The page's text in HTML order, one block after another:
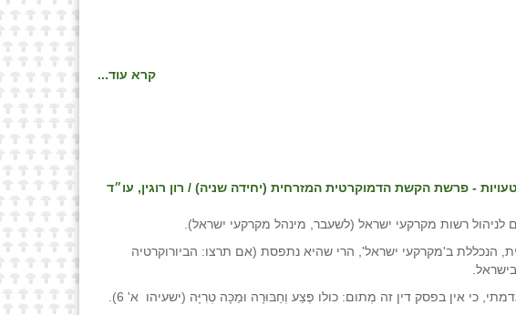
קרא עוד...
לניהול רשות מקרקעי ישראל (לשעבר, מינהל מקרקעי ישראל).
הנכללת ב'מקרקעי ישראל', הרי שהיא נתפסת (אם תרצו: הביורוקרטיה
אין בפסק דין זה מְתום: כולו פֶּצַע וְחַבּוּרָה וּמַכָּה טְרִיָּה (ישעיהו א' 6).